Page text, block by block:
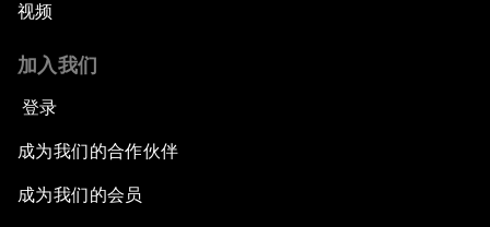
视频
加入我们
登录
成为我们的合作伙伴
成为我们的会员